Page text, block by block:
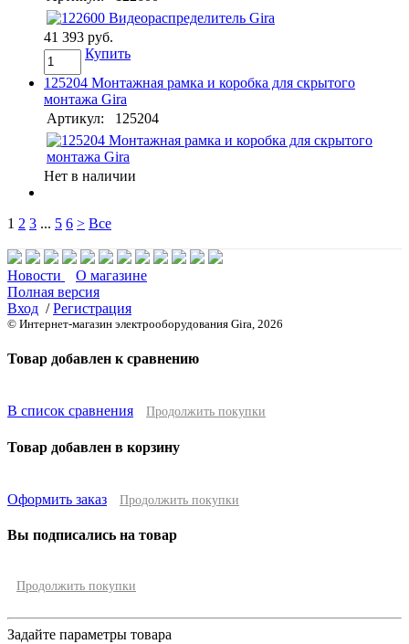
41 393 руб.
Купить
125204 Монтажная рамка и коробка для скрытого
монтажа Gira
Артикул:
125204
Нет в наличии
1 2 3 ... 5 6 > Все
Новости
О магазине
Полная версия
Вход /Регистрация
© Интернет-магазин электрооборудования Gira, 2026
Товар добавлен к сравнению
В список сравнения Продолжить покупки
Товар добавлен в корзину
Оформить заказ Продолжить покупки
Вы подписались на товар
Продолжить покупки
Задайте параметры товара